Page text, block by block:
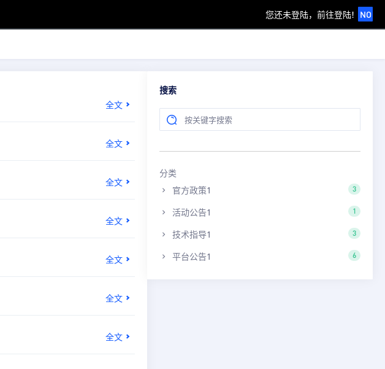
您还未登陆，前往登陆! NO
全文
全文
全文
全文
全文
全文
全文
搜索
分类
官方政策1
3
活动公告1 1
技术指导1 3
平台公告1 6